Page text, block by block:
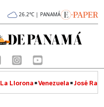
26.2°C | PANAMÁ
La Llorona Venezuela José